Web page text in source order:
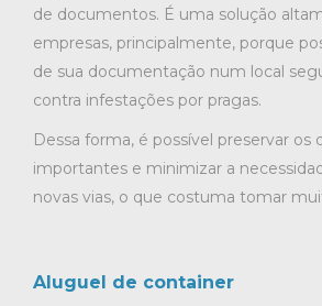
de documentos. É uma solução
empresas, principalmente, porque
de sua documentação num local
contra infestações por pragas.
Dessa forma, é possível preservar os
importantes e minimizar a
novas vias, o que costuma tomar
Aluguel de container